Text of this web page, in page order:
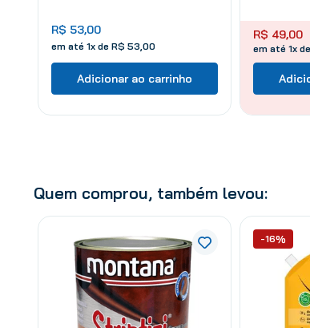
R$ 53,00
em até 1x de R$ 53 00
Adicionar ao carrinho
R$ 49,00
em até 1x
Quem comprou, também levou:
-16%